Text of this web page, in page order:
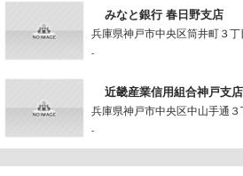
みなと銀行 春日野支店
兵庫県神戸市中央区筒井町３丁
-
近畿産業信用組合神戸支店
兵庫県神戸市中央区中山手通３
-